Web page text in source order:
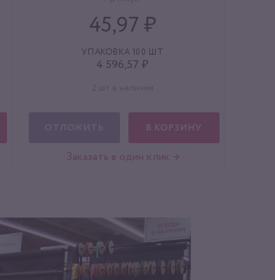
45,97 ₽
УПАКОВКА 100 ШТ
4 596,57 ₽
В КОРЗИНУ
Заказать в один клик →